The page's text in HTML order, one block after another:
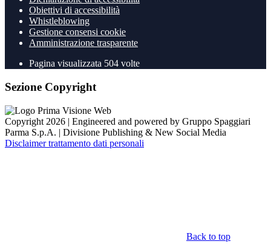
Obiettivi di accessibilità
Whistleblowing
Gestione consensi cookie
Amministrazione trasparente
Pagina visualizzata 504 volte
Sezione Copyright
Copyright 2026 | Engineered and powered by Gruppo Spaggiari
Parma S.p.A. | Divisione Publishing & New Social Media
Disclaimer trattamento dati personali
Back to top